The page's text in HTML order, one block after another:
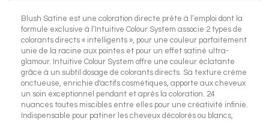
Blush Satine est une coloration directe prête à l’emploi dont la
formule exclusive à l’Intuitive Colour System associe 2 types de
colorants directs « intelligents », pour une couleur parfaitement
unie de la racine aux pointes et pour un effet satiné ultra-
glamour. Intuitive Colour System offre une couleur éclatante
grâce à un subtil dosage de colorants directs. Sa texture crème
onctueuse, enrichie d'actifs cosmétiques, apporte aux cheveux
un soin exceptionnel pendant et après la coloration. 24
nuances toutes miscibles entre elles pour une créativité infinie.
Indispensable pour patiner les cheveux décolorés ou blancs,